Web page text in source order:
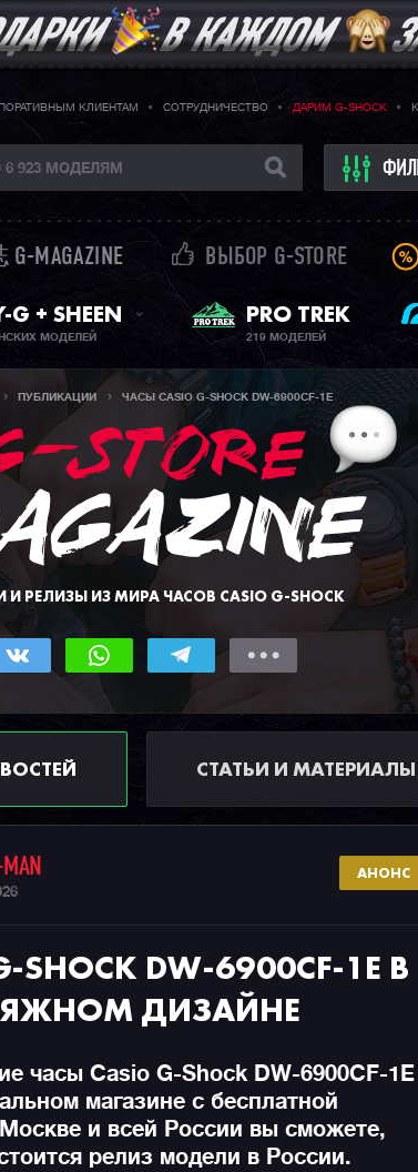
КЛИЕНТАМ СОТРУДНИЧЕСТВО ДАРИМ G-SHOCK
G-MAGAZINE ВЫБОР G-STORE
ЧАСЫ
+ SHEEN
МОДЕЛЕЙ
PRO TREK
219 МОДЕЛЕЙ
ПУБЛИКАЦИИ ЧАСЫ CASIO G-SHOCK DW-6900CF-1E
РЕЛИЗЫ ИЗ МИРА ЧАСОВ CASIO G-SHOCK
СТАТЬИ И МАТЕРИАЛЫ
АНОНС
DW-6900CF-1E В
ДИЗАЙНЕ
часы Casio G-Shock DW-6900CF-1E
магазине с бесплатной
и всей России вы сможете,
релиз модели в России.